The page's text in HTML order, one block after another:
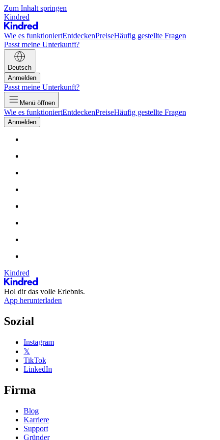
Zum Inhalt springen
Kindred
Wie es funktioniertEntdeckenPreiseHäufig gestellte Fragen
Passt meine Unterkunft?
Deutsch
Anmelden
Passt meine Unterkunft?
Menü öffnen
Wie es funktioniertEntdeckenPreiseHäufig gestellte Fragen
Anmelden
Kindred
Hol dir das volle Erlebnis.
App herunterladen
Sozial
Instagram
𝕏
TikTok
LinkedIn
Firma
Blog
Karriere
Support
Gründer